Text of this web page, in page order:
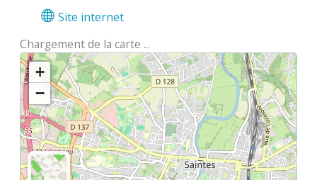
Site internet
Chargement de la carte ...
+
−